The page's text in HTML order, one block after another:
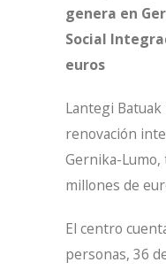
genera en
Social
euros
Lantegi Batuak
renovación
Gernika-
millones de
El centro
personas, 36